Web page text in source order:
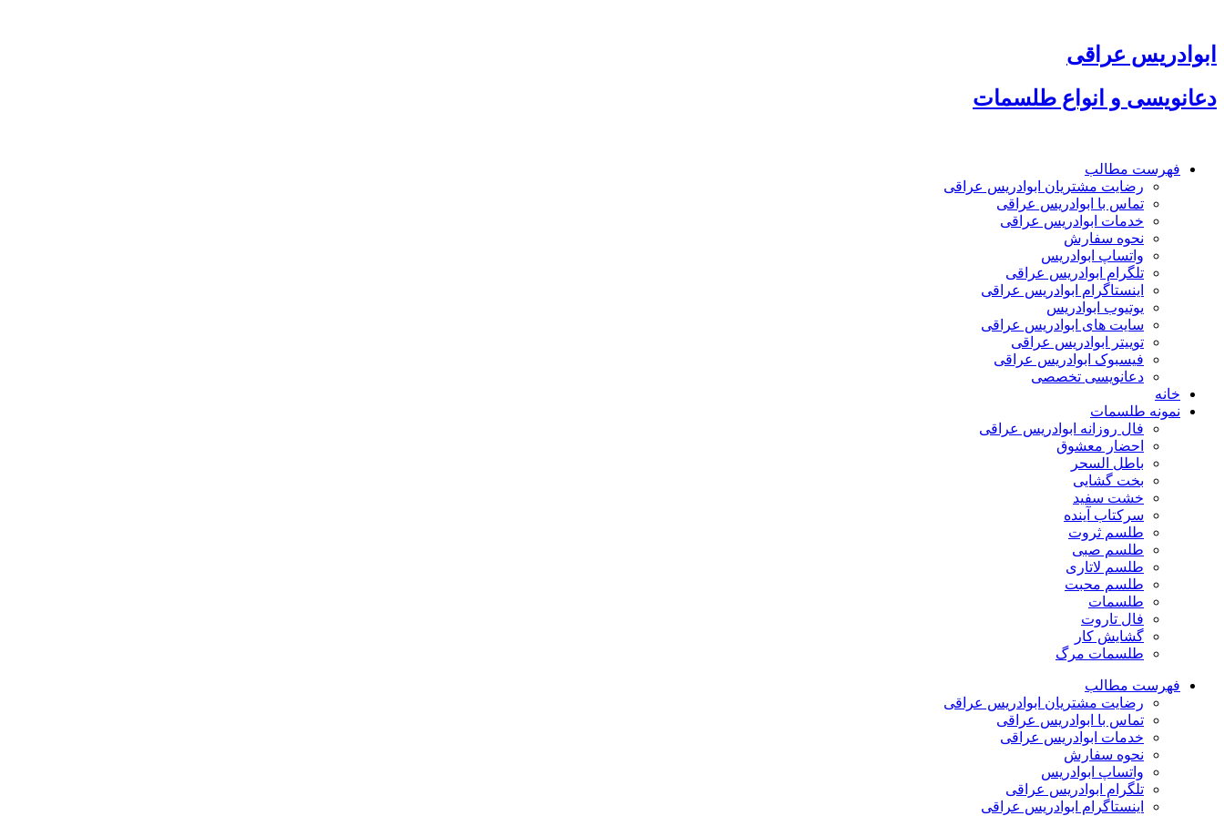
محتوا
ابوادریس عراقی
دعانویسی و انواع طلسمات
فهرست مطالب
رضایت مشتریان ابوادریس عراقی
تماس با ابوادریس عراقی
خدمات ابوادریس عراقی
نحوه سفارش
واتساپ ابوادریس
تلگرام ابوادریس عراقی
اینستاگرام ابوادریس عراقی
یوتیوب ابوادریس
سایت های ابوادریس عراقی
توییتر ابوادریس عراقی
فیسبوک ابوادریس عراقی
دعانویسی تخصصی
خانه
نمونه طلسمات
فال روزانه ابوادریس عراقی
احضار معشوق
باطل السحر
بخت گشایی
خشت سفید
سرکتاب آینده
طلسم ثروت
طلسم صبی
طلسم لاتاری
طلسم محبت
طلسمات
فال تاروت
گشایش کار
طلسمات مرگ
فهرست مطالب
رضایت مشتریان ابوادریس عراقی
تماس با ابوادریس عراقی
خدمات ابوادریس عراقی
نحوه سفارش
واتساپ ابوادریس
تلگرام ابوادریس عراقی
اینستاگرام ابوادریس عراقی